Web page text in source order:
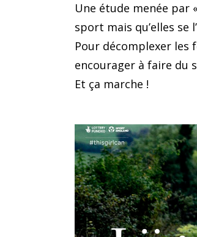
Une étude menée par
sport mais qu’elles se
Pour décomplexer les
encourager à faire du
Et ça marche !